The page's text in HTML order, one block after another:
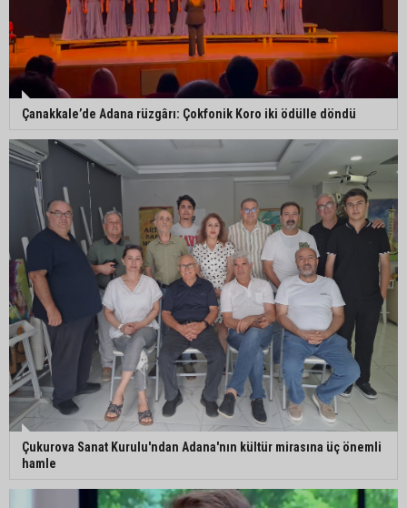
Çanakkale’de Adana rüzgârı: Çokfonik Koro iki ödülle döndü
Çukurova Sanat Kurulu'ndan Adana'nın kültür mirasına üç önemli
hamle